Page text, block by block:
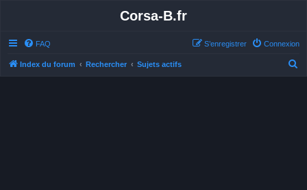
Corsa-B.fr
FAQ Connexion
S’enregistrer
Index du forum Rechercher Sujets actifs